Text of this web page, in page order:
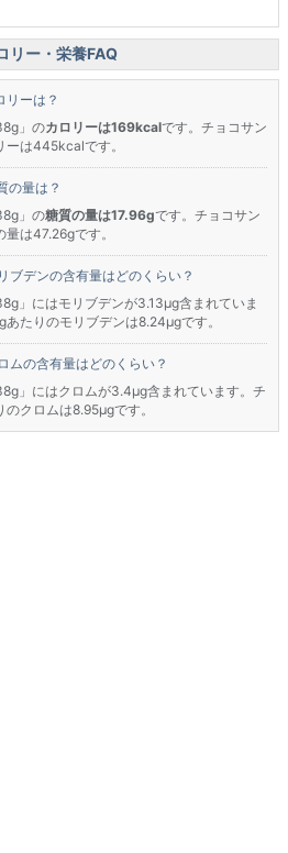
リー・栄養FAQ
リーは？
」のカロリーは169kcalです。チョコサン
ーは445kcalです。
の量は？
」の糖質の量は17.96gです。チョコサン
は47.26gです。
ブデンの含有量はどのくらい？
」にはモリブデンが3.13μg含まれていま
たりのモリブデンは8.24μgです。
ムの含有量はどのくらい？
」にはクロムが3.4μg含まれています。チ
クロムは8.95μgです。